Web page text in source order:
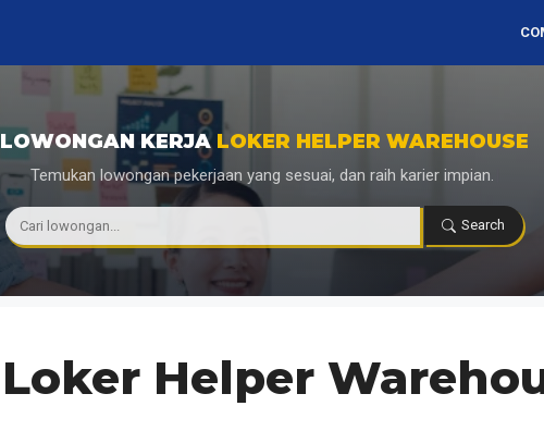
LOWONGAN KERJA LOKER HELPER WAREHOUSE
Temukan lowongan pekerjaan yang sesuai, dan raih karier impian.
Search
Loker Helper